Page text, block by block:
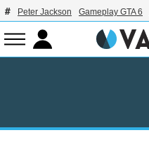
Peter Jackson Gameplay GTA 6